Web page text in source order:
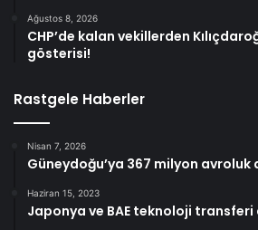
Ağustos 8, 2026
CHP’de kalan vekillerden
gösterisi!
Rastgele Haberler
Nisan 7, 2026
Güneydoğu’ya 367 milyon avroluk
Haziran 15, 2023
Japonya ve BAE teknoloji transferi